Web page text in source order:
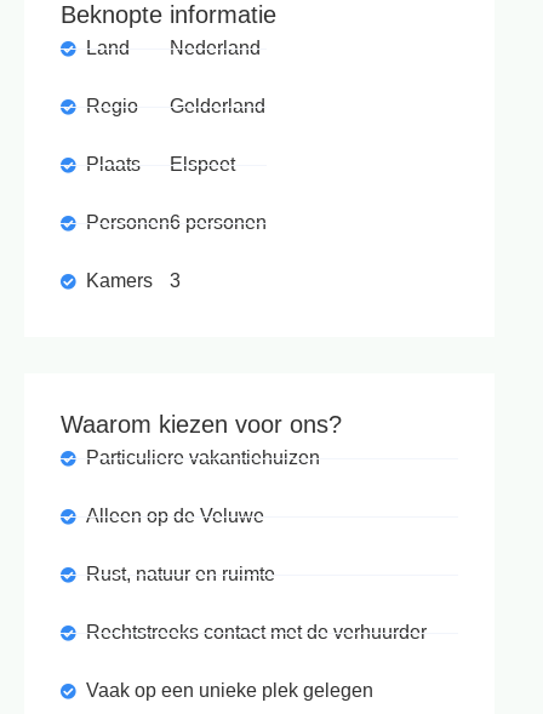
Beknopte informatie
Land
Regio
Plaats
Personen
Kamers
Nederland
Gelderland
Elspeet
6 personen
3
Waarom kiezen voor ons?
Particuliere vakantiehuizen
Alleen op de Veluwe
Rust, natuur en ruimte
Rechtstreeks contact met de verhuurder
Vaak op een unieke plek gelegen